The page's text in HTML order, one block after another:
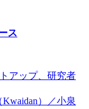
ス
アップ、研究者
）／小泉